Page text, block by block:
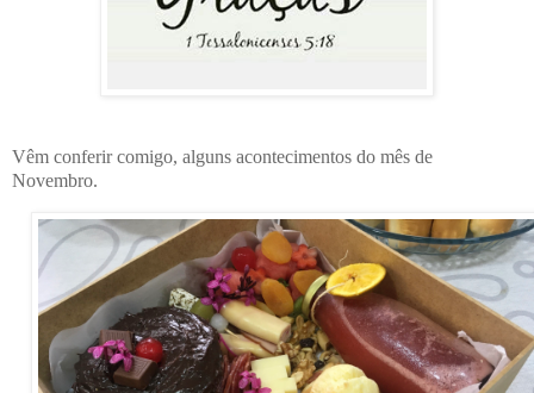
Vêm conferir comigo, alguns acontecimentos do mês de
Novembro.